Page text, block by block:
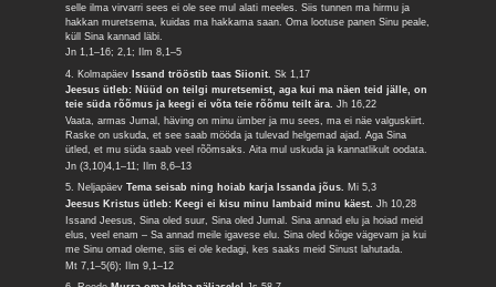
selle ilma virvarri sees ei ole see mul alati meeles. Siis tunnen ma hirmu ja
hakkan muretsema, kuidas ma hakkama saan. Oma lootuse panen Sinu peale,
küll Sina kannad läbi.
Jn 1,1–16; 2,1; Ilm 8,1–5
4. Kolmapäev Issand trööstib taas Siionit.Sk 1,17
Jeesus ütleb: Nüüd on teilgi muretsemist, aga kui ma näen teid jälle, on
teie süda rõõmus ja keegi ei võta teie rõõmu teilt ära.Jh 16,22
Vaata, armas Jumal, häving on minu ümber ja mu sees, ma ei näe valguskiirt.
Raske on uskuda, et see saab mööda ja tulevad helgemad ajad. Aga Sina
ütled, et mu süda saab veel rõõmsaks. Aita mul uskuda ja kannatlikult oodata.
Jn (3,10)4,1–11; Ilm 8,6–13
5. NeljapäevTema seisab ning hoiab karja Issanda jõus. Mi 5,3
Jeesus Kristus ütleb: Keegi ei kisu minu lambaid minu käest.Jh 10,28
Issand Jeesus, Sina oled suur, Sina oled Jumal. Sina annad elu ja hoiad meid
elus, veel enam – Sa annad meile igavese elu. Sina oled kõige vägevam ja kui
me Sinu omad oleme, siis ei ole kedagi, kes saaks meid Sinust lahutada.
Mt 7,1–5(6); Ilm 9,1–12